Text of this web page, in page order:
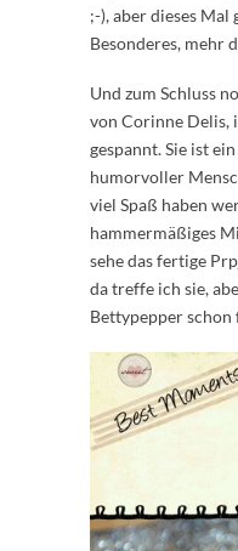
;-), aber dieses
Besonderes, mehr
Und zum Schluss
von Corinne Delis,
gespannt. Sie ist
humorvoller
viel Spaß haben
hammermäßiges
sehe das fertige
da treffe ich sie,
Bettypepper